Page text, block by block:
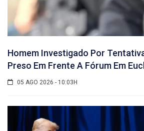
Homem Investigado Por
Preso Em Frente A Fórum Em
05 AGO 2026 - 10:03H